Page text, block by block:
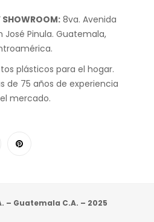
SHOWROOM:8va. Avenida
José Pinula. Guatemala,
plásticos para el hogar.
de 75 años de experiencia
mercado.
– Guatemala C.A. – 2025